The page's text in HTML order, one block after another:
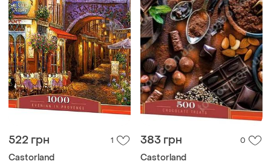
522 грн 1
Castorland
383 грн 0
Castorland